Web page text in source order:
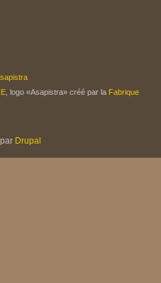
, logo «Asapistra» créé par la Fabrique
Drupal